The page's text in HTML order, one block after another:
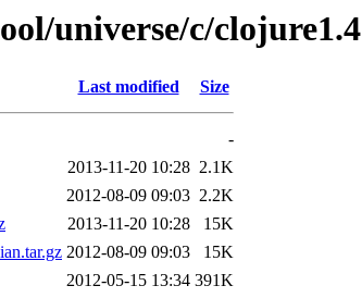
universe/c/clojure1.4
Last modified Size
-
2013-11-20 10:28 2.1K
2012-08-09 09:03 2.2K
2013-11-20 10:28
15K
2012-08-09 09:03
15K
2012-05-15 13:34 391K